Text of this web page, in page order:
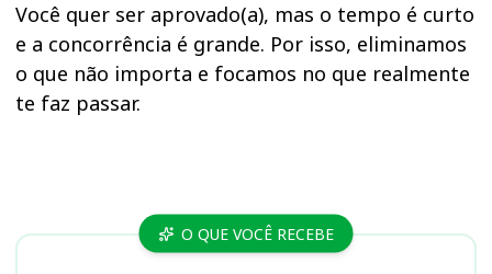
Você quer ser aprovado(a), mas o tempo é curto
e a concorrência é grande. Por isso, eliminamos
o que não importa e focamos no que realmente
te faz passar.
Cursos O QUE VOCÊ RECEBE